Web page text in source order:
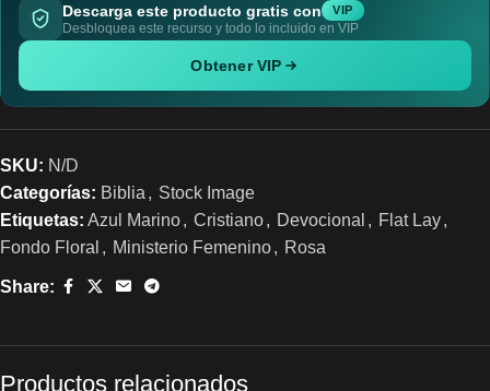
Descarga este producto gratis con VIP
Desbloquea este recurso y todo lo incluido en VIP
Obtener VIP
SKU: N/D
Categorías: Biblia , Stock Image
Etiquetas: Azul Marino, Cristiano, Devocional , Flat Lay,
Fondo Floral , Ministerio Femenino, Rosa
Share:
Productos relacionados